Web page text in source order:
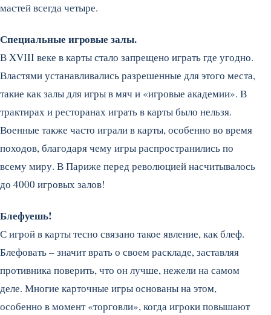
мастей всегда четыре.
Специальные игровые залы.
В XVIII веке в карты стало запрещено играть где угодно.
Властями устанавливались разрешенные для этого места,
такие как залы для игры в мяч и «игровые академии». В
трактирах и ресторанах играть в карты было нельзя.
Военные также часто играли в карты, особенно во время
походов, благодаря чему игры распространились по
всему миру. В Париже перед революцией насчитывалось
до 4000 игровых залов!
Блефуешь!
С игрой в карты тесно связано такое явление, как блеф.
Блефовать – значит врать о своем раскладе, заставляя
противника поверить, что он лучше, нежели на самом
деле. Многие карточные игры основаны на этом,
особенно в момент «торговли», когда игроки повышают